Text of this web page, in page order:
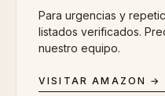
Para urgencias y
listados verificados.
nuestro equipo.
VISITAR AMAZON →